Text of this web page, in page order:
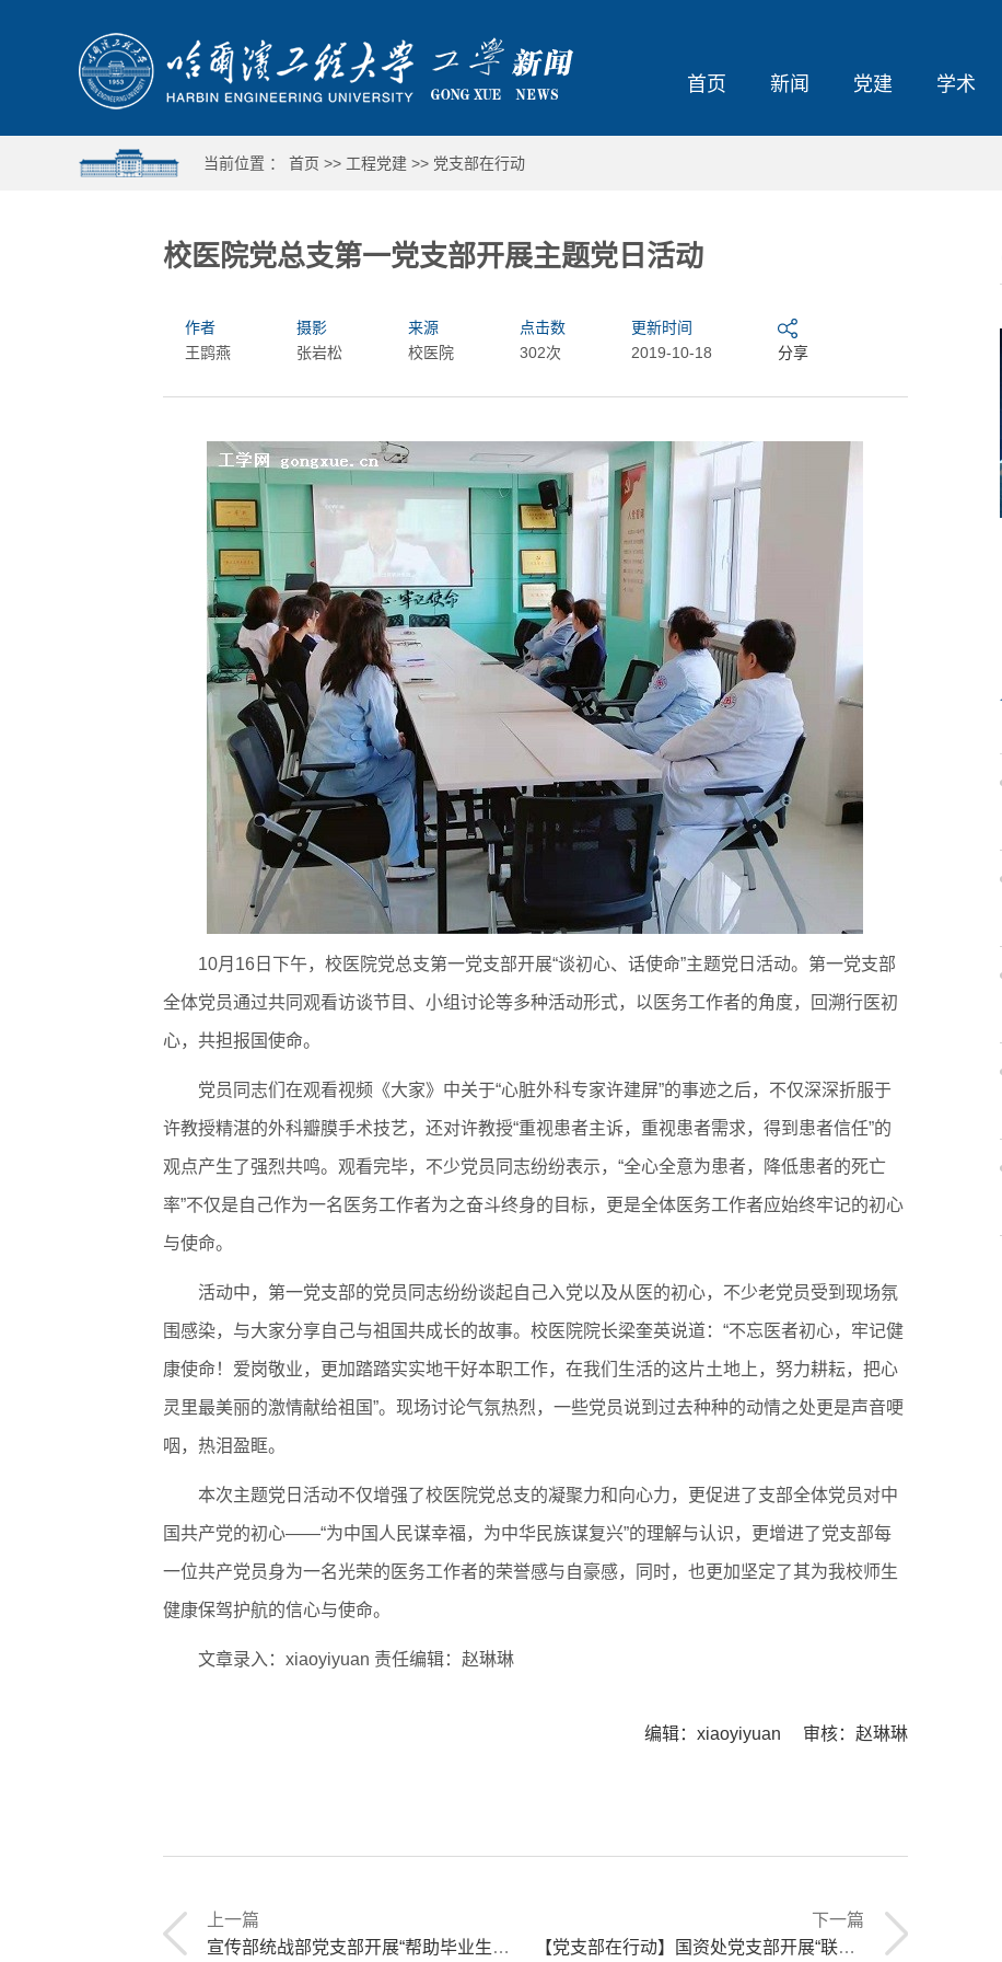
首页 新闻 党建 学术
当前位置 ： 首页 >> 工程党建 >> 党支部在行动
校医院党总支第一党支部开展主题党日活动
作者
王鹍燕
摄影
张岩松
来源
校医院
点击数
302次
更新时间
2019-10-18
分享
10月16日下午，校医院党总支第一党支部开展“谈初心、话使命”主题党日活动。第一党支部
全体党员通过共同观看访谈节目、小组讨论等多种活动形式，以医务工作者的角度，回溯行医初
心，共担报国使命。
党员同志们在观看视频《大家》中关于“心脏外科专家许建屏”的事迹之后，不仅深深折服于
许教授精湛的外科瓣膜手术技艺，还对许教授“重视患者主诉，重视患者需求，得到患者信任”的
观点产生了强烈共鸣。观看完毕，不少党员同志纷纷表示，“全心全意为患者，降低患者的死亡
率”不仅是自己作为一名医务工作者为之奋斗终身的目标，更是全体医务工作者应始终牢记的初心
与使命。
活动中，第一党支部的党员同志纷纷谈起自己入党以及从医的初心，不少老党员受到现场氛
围感染，与大家分享自己与祖国共成长的故事。校医院院长梁奎英说道：“不忘医者初心，牢记健
康使命！爱岗敬业，更加踏踏实实地干好本职工作，在我们生活的这片土地上，努力耕耘，把心
灵里最美丽的激情献给祖国”。现场讨论气氛热烈，一些党员说到过去种种的动情之处更是声音哽
咽，热泪盈眶。
本次主题党日活动不仅增强了校医院党总支的凝聚力和向心力，更促进了支部全体党员对中
国共产党的初心——“为中国人民谋幸福，为中华民族谋复兴”的理解与认识，更增进了党支部每
一位共产党员身为一名光荣的医务工作者的荣誉感与自豪感，同时，也更加坚定了其为我校师生
健康保驾护航的信心与使命。
文章录入：xiaoyiyuan 责任编辑：赵琳琳
编辑：xiaoyiyuan 审核：赵琳琳
上一篇
宣传部统战部党支部开展“帮助毕业生润色简历”志愿服务活动
下一篇
【党支部在行动】国资处党支部开展“联想工程师团队进校园”服务活动
第18届国际大学生雪雕大赛
大东北我的家乡